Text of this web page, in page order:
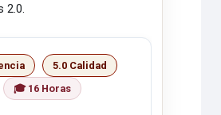
2.0.
5.0 Calidad
🎓 16 Horas